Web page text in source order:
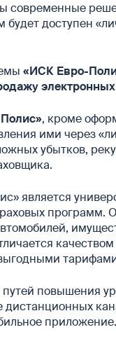
современные
будет доступен
«ИСК Евро-
, кроме
ими через
убытков,
является
путей повышения
приложение.